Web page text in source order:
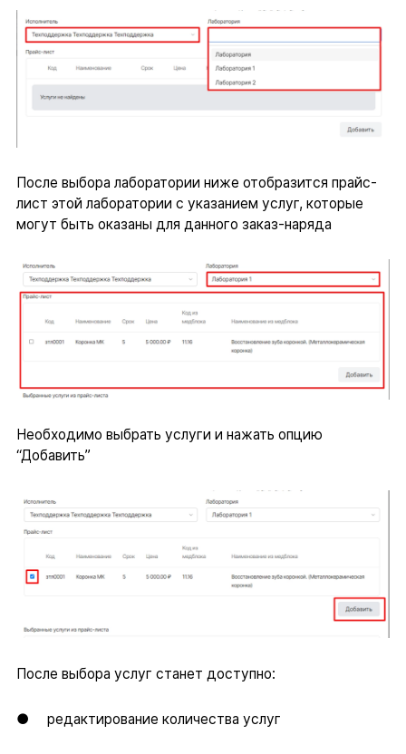
После выбора лаборатории ниже отобразится прайс-
лист этой лаборатории с указанием услуг, которые
могут быть оказаны для данного заказ-наряда
Необходимо выбрать услуги и нажать опцию
“Добавить”
После выбора услуг станет доступно:
● редактирование количества услуг